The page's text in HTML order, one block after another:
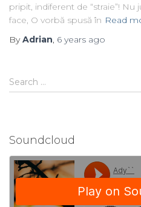
pripit, indiferent de “straie”!
face, O vorbă spusă în Read
ByAdrian 6 years ago
Search …
Soundcloud